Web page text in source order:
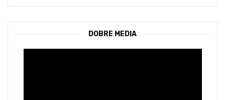
DOBRE MEDIA